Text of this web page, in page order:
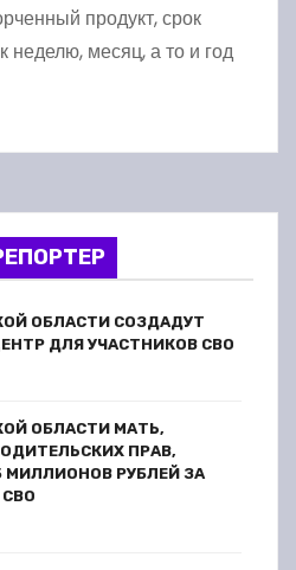
продукт, срок
неделю, месяц, а то и год
ОБЛАСТИ СОЗДАДУТ
ДЛЯ УЧАСТНИКОВ СВО
ОБЛАСТИ МАТЬ,
ПРАВ,
МИЛЛИОНОВ РУБЛЕЙ ЗА